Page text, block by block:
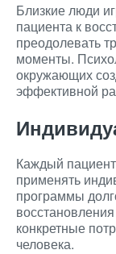
Близкие люди
пациента к
преодолевать
моменты.
окружающих
эффективной
Каждый
применять
программы
конкретные
человека.